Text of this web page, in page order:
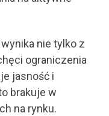
nie tylko z
ograniczenia
jasność i
brakuje w
na rynku.